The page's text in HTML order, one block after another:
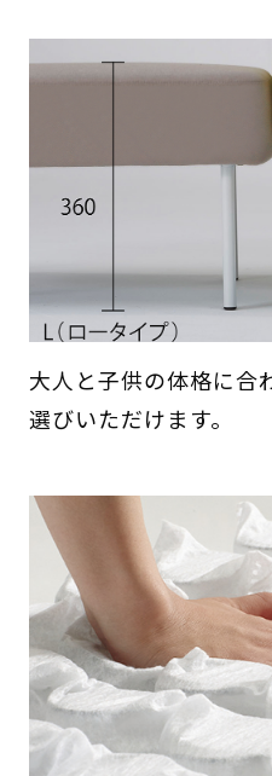
大人と子供の体格に合
選びいただけます。